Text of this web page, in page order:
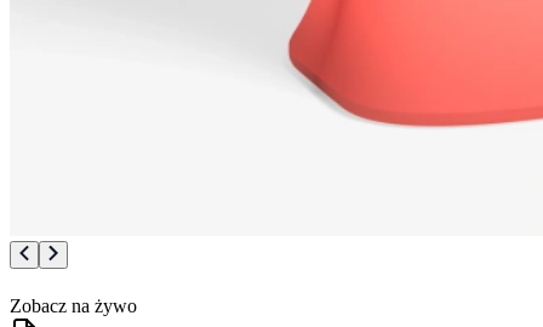
Zobacz na żywo